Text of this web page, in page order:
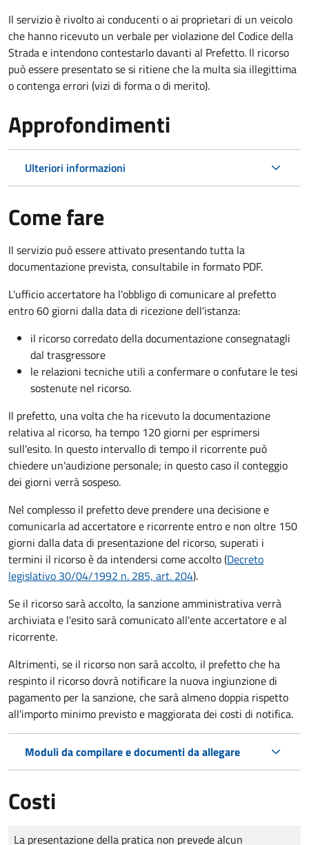
Il servizio è rivolto ai conducenti o ai proprietari di un veicolo
che hanno ricevuto un verbale per violazione del Codice della
Strada e intendono contestarlo davanti al Prefetto. Il ricorso
può essere presentato se si ritiene che la multa sia illegittima
o contenga errori (vizi di forma o di merito).
Approfondimenti
Ulteriori informazioni
Come fare
Il servizio può essere attivato presentando tutta la
documentazione prevista, consultabile in formato PDF.
L'ufficio accertatore ha l'obbligo di comunicare al prefetto
entro 60 giorni dalla data di ricezione dell'istanza:
il ricorso corredato della documentazione consegnatagli
dal trasgressore
le relazioni tecniche utili a confermare o confutare le tesi
sostenute nel ricorso.
Il prefetto, una volta che ha ricevuto la documentazione
relativa al ricorso, ha tempo 120 giorni per esprimersi
sull'esito. In questo intervallo di tempo il ricorrente può
chiedere un'audizione personale; in questo caso il conteggio
dei giorni verrà sospeso.
Nel complesso il prefetto deve prendere una decisione e
comunicarla ad accertatore e ricorrente entro e non oltre 150
giorni dalla data di presentazione del ricorso, superati i
termini il ricorso è da intendersi come accolto (Decreto
legislativo 30/04/1992 n. 285, art. 204).
Se il ricorso sarà accolto, la sanzione amministrativa verrà
archiviata e l'esito sarà comunicato all'ente accertatore e al
ricorrente.
Altrimenti, se il ricorso non sarà accolto, il prefetto che ha
respinto il ricorso dovrà notificare la nuova ingiunzione di
pagamento per la sanzione, che sarà almeno doppia rispetto
all'importo minimo previsto e maggiorata dei costi di notifica.
Moduli da compilare e documenti da allegare
Costi
Tipo di pagamento
Importo
La presentazione della pratica non prevede alcun